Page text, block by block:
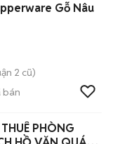
Gỗ Nâu
2 cũ)
bán
PHÒNG